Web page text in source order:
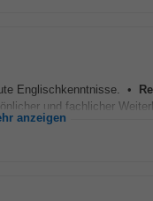
Englischkenntnisse. •
und fachlicher
anzeigen